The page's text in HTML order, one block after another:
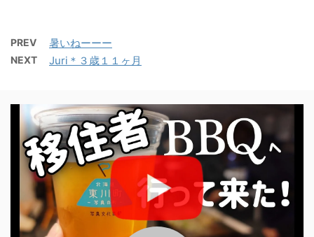
PREV 暑いねーーー
NEXT Juri＊３歳１１ヶ月